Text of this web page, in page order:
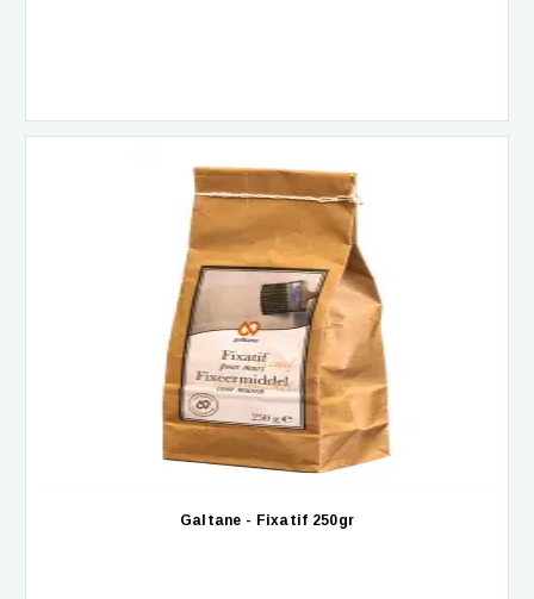
Galtane - Fixatif 250gr